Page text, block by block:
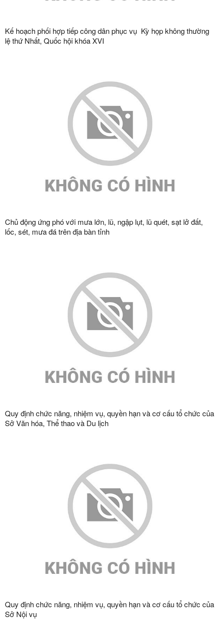
Kế hoạch phối hợp tiếp công dân phục vụ Kỳ họp không thường
lệ thứ Nhất, Quốc hội khóa XVI
Chủ động ứng phó với mưa lớn, lũ, ngập lụt, lũ quét, sạt lở đất,
lốc, sét, mưa đá trên địa bàn tỉnh
Quy định chức năng, nhiệm vụ, quyền hạn và cơ cấu tổ chức của
Sở Văn hóa, Thể thao và Du lịch
Quy định chức năng, nhiệm vụ, quyền hạn và cơ cấu tổ chức của
Sở Nội vụ